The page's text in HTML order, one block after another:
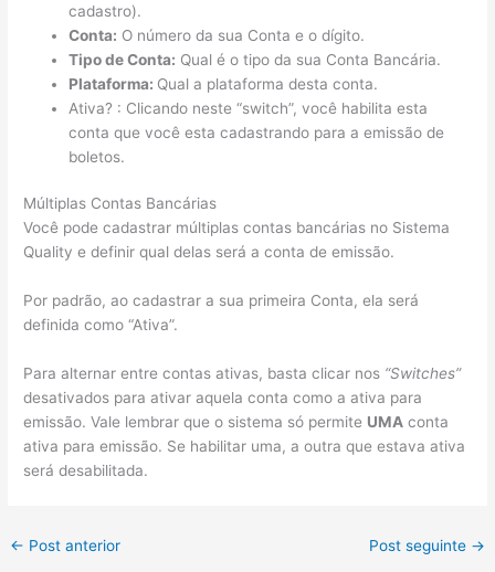
cadastro).
Conta: O número da sua Conta e o dígito.
Tipo de Conta: Qual é o tipo da sua Conta Bancária.
Plataforma: Qual a plataforma desta conta.
Ativa? : Clicando neste “switch”, você habilita esta
conta que você esta cadastrando para a emissão de
boletos.
Múltiplas Contas Bancárias
Você pode cadastrar múltiplas contas bancárias no Sistema
Quality e definir qual delas será a conta de emissão.
Por padrão, ao cadastrar a sua primeira Conta, ela será
definida como “Ativa”.
Para alternar entre contas ativas, basta clicar nos “Switches”
desativados para ativar aquela conta como a ativa para
emissão. Vale lembrar que o sistema só permite UMA conta
ativa para emissão. Se habilitar uma, a outra que estava ativa
será desabilitada.
← Post anterior Post seguinte →